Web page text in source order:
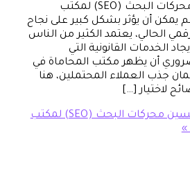
اختيار شركة تحسين محركات البحث (SEO) لمكتب
بشكل كبير على نجاح
الكثير من الناس
التي
مكتب المحاماة في
المحتملين، هنا
كيفية اختيار شركة تحسين محركات البحث (SEO) لمكتب